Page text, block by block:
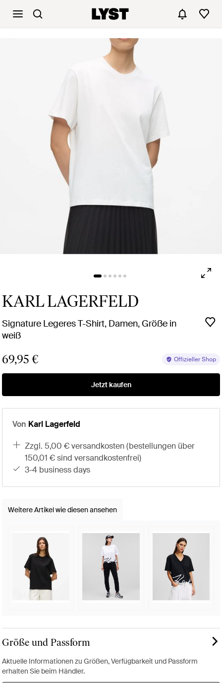
KARL LAGERFELD
Signature Legeres T-Shirt, Damen, Größe in
weiß
69,95 € Offizieller Shop
Jetzt kaufen
Von Karl Lagerfeld
zzgl. 5,00 € versandkosten (bestellungen über
150,01 € sind versandkostenfrei)
3-4 business days
Weitere Artikel wie diesen ansehen
Größe und Passform
Aktuelle Informationen zu Größen, Verfügbarkeit und Passform
erhalten Sie beim Händler.